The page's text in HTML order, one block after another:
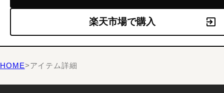
楽天市場で購入
HOME>アイテム詳細